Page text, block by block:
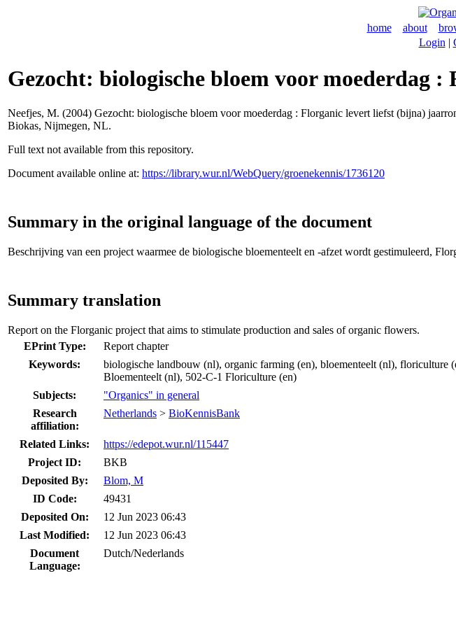
home about
Login |
Gezocht: biologische bloem voor
Neefjes, M. (2004) Gezocht: biologische bloem voor moederdag : Florganic levert liefst (bijna)
Biokas, Nijmegen, NL.
Full text not available from this repository.
Document available online at: https://library.wur.nl/WebQuery/groenekennis/1736120
Summary in the original language of the document
Beschrijving van een project waarmee de biologische bloementeelt en -afzet wordt gestimuleerd,
Summary translation
Report on the Florganic project that aims to stimulate production and sales of organic flowers.
EPrint Type:
Report chapter
Keywords:
biologische landbouw (nl), organic farming (en), bloementeelt (nl), floriculture
Bloementeelt (nl), 502-C-1 Floriculture (en)
Subjects:
"Organics" in general
Research
affiliation:
Netherlands > BioKennisBank
Related Links:
https://edepot.wur.nl/115447
Project ID:
BKB
Deposited By:
Blom, M
ID Code:
49431
Deposited On:
12 Jun 2023 06:43
Last Modified:
12 Jun 2023 06:43
Document
Language:
Dutch/Nederlands